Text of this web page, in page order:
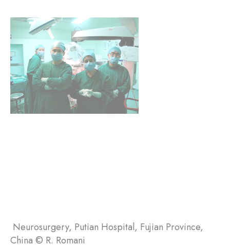
Neurosurgery, Putian Hospital, Fujian Province,
China © R. Romani